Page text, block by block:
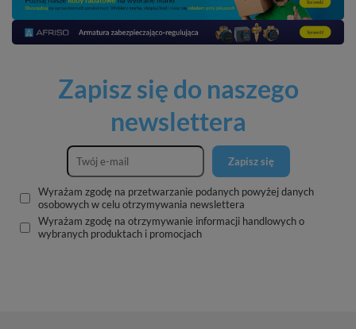
Zapisz się do naszego
newslettera
Zapisz się
Wyrażam zgodę na przetwarzanie podanych powyżej danych
osobowych w celu otrzymywania newslettera
Wyrażam zgodę na otrzymywanie informacji handlowych o
wybranych produktach i promocjach